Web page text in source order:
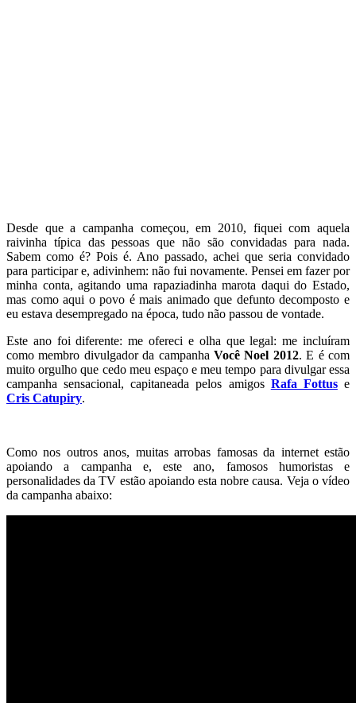
Desde que a campanha começou, em 2010, fiquei com aquela
raivinha típica das pessoas que não são convidadas para nada.
Sabem como é? Pois é. Ano passado, achei que seria convidado
para participar e, adivinhem: não fui novamente. Pensei em fazer por
minha conta, agitando uma rapaziadinha marota daqui do Estado,
mas como aqui o povo é mais animado que defunto decomposto e
eu estava desempregado na época, tudo não passou de vontade.
Este ano foi diferente: me ofereci e olha que legal: me incluíram
como membro divulgador da campanha Você Noel 2012. E é com
muito orgulho que cedo meu espaço e meu tempo para divulgar essa
campanha sensacional, capitaneada pelos amigos Rafa Fottuse
Cris Catupiry.
Como nos outros anos, muitas arrobas famosas da internet estão
apoiando a campanha e, este ano, famosos humoristas e
personalidades da TV estão apoiando esta nobre causa. Veja o vídeo
da campanha abaixo: